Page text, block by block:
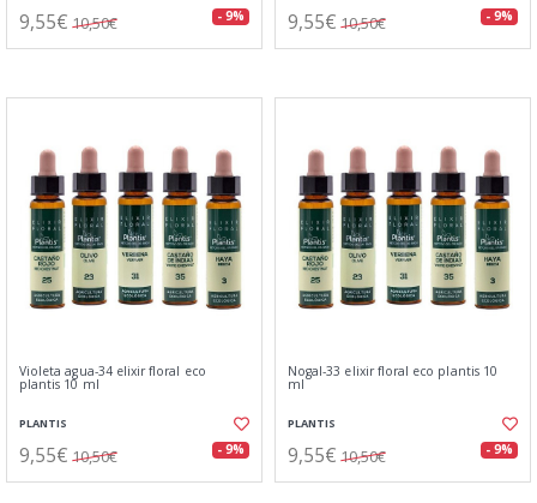
9,55€ 10,50€ - 9% 9,55€ 10,50€ - 9%
Violeta agua-34 elixir floral eco
plantis 10 ml
PLANTIS
9,55€ 10,50€ - 9%
Nogal-33 elixir floral eco plantis 10
ml
PLANTIS
9,55€ 10,50€ - 9%